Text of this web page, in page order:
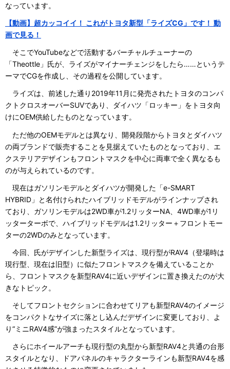
なっています。
【動画】超カッコイイ！ これがトヨタ新型「ライズCG」です！ 動
画で見る！
そこでYouTubeなどで活動するバーチャルチューナーの
「Theottle」氏が、ライズがマイナーチェンジをしたら……というテ
ーマでCGを作成し、その過程を公開しています。
ライズは、前述した通り2019年11月に発売されたトヨタのコンパ
クトクロスオーバーSUVであり、ダイハツ「ロッキー」をトヨタ向
けにOEM供給したものとなっています。
ただ他のOEMモデルとは異なり、開発段階からトヨタとダイハツ
の両ブランドで販売することを見据えていたものとなっており、エ
クステリアデザインもフロントマスクを中心に両車で全く異なるも
のが与えられているのです。
現在はガソリンモデルとダイハツが開発した「e-SMART
HYBRID」と名付けられたハイブリッドモデルがラインナップされ
ており、ガソリンモデルは2WD車が1.2リッターNA、4WD車が1リ
ッターターボで、ハイブリッドモデルは1.2リッター＋フロントモー
ターの2WDのみとなっています。
今回、氏がデザインした新型ライズは、現行型がRAV4（登場時は
現行型、現在は旧型）に似たフロントマスクを備えていることか
ら、フロントマスクを新型RAV4に近いデザインに置き換えたのが大
きなトピック。
そしてフロントセクションに合わせてリアも新型RAV4のイメージ
をコンパクトなサイズに落とし込んだデザインに変更しており、よ
り“ミニRAV4感”が強まったスタイルとなっています。
さらにホイールアーチも現行型の丸型から新型RAV4と共通の台形
スタイルとなり、ドアパネルのキャラクターラインも新型RAV4を感